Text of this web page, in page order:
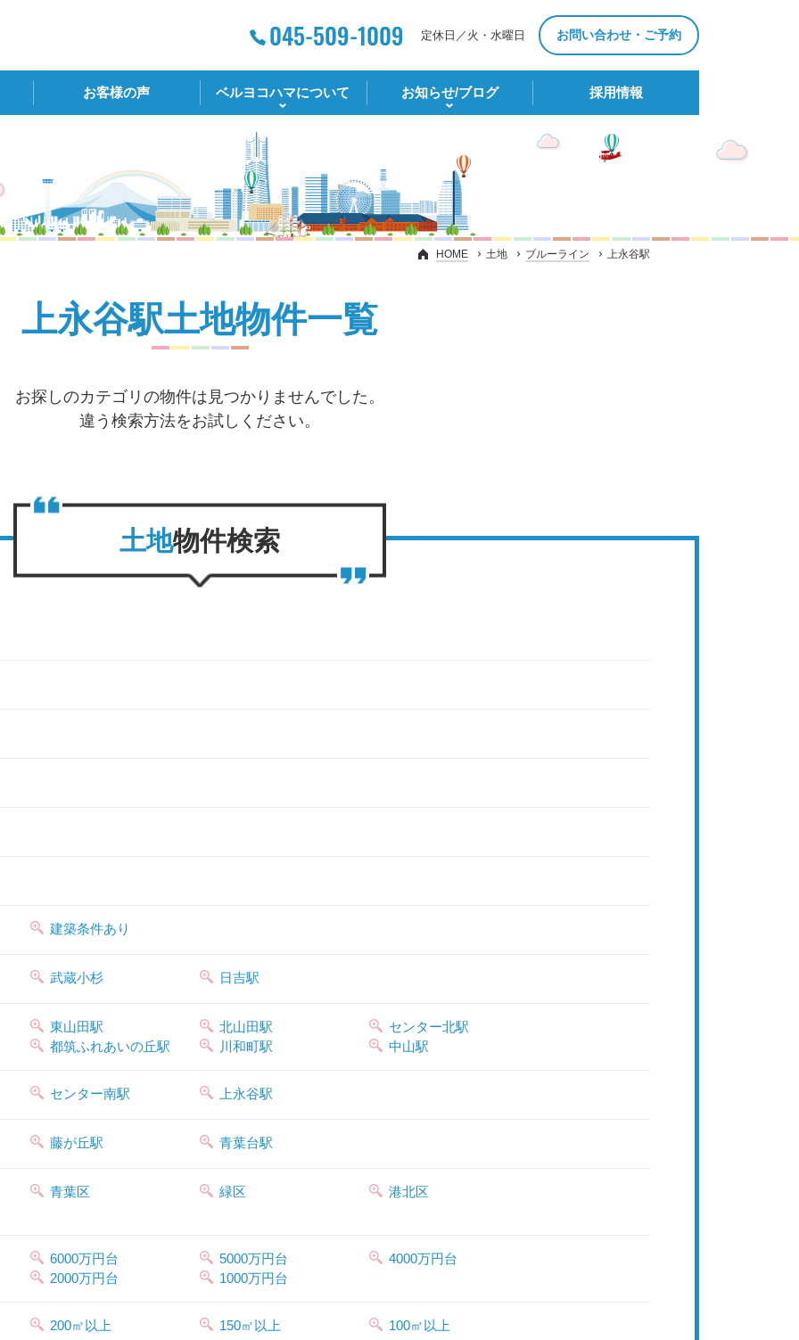
定休日／火・水曜日 お問い合わせ・ご予約
お客様の声 ベルヨコハマについて お知らせ/ブログ 採⽤情報
HOME 土地 ブルーライン 上永谷駅
上永谷駅土地物件一覧
お探しのカテゴリの物件は見つかりませんでした。
違う検索方法をお試しください。
⼟地物件検索
建築条件あり
武蔵小杉 日吉駅
東山田駅 北山田駅
センター北駅
都筑ふれあいの丘駅
川和町駅 中山駅
センター南駅 上永谷駅
藤が丘駅 青葉台駅
青葉区 緑区 港北区
6000万円台 5000万円台
4000万円台
2000万円台
1000万円台
200㎡以上 150㎡以上 100㎡以上